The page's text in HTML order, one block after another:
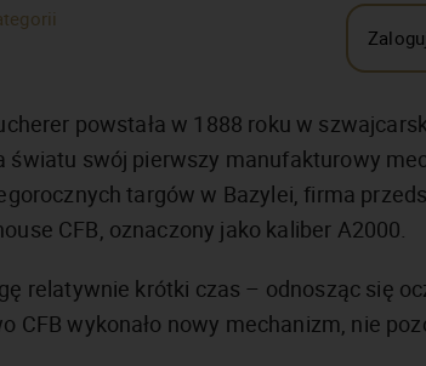
powstała w 1888 roku w
światu swój pierwszy manufakturowy
targów w Bazylei, firma
CFB, oznaczony jako kaliber A2000.
relatywnie krótki czas – odnosząc się
CFB wykonało nowy mechanizm, nie